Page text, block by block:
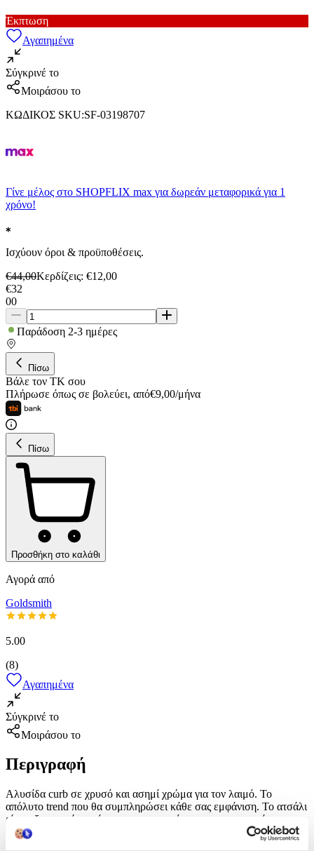
Έκπτωση
Αγαπημένα
Σύγκρινέ το
Μοιράσου το
ΚΩΔΙΚΟΣ SKU:SF-03198707
Γίνε μέλος στο SHOPFLIX max για δωρεάν μεταφορικά για 1
χρόνο!
Ισχύουν όροι & προϋποθέσεις.
€44,00Κερδίζεις: €12,00
€32
00
Παράδοση 2-3 ημέρες
Πίσω
Βάλε τον ΤΚ σου
Πλήρωσε όπως σε βολεύει, από€9,00/μήνα
Πίσω
Προσθήκη στο καλάθι
Αγορά από
Goldsmith
5.00
(8)
Αγαπημένα
Σύγκρινέ το
Μοιράσου το
Περιγραφή
Αλυσίδα curb σε χρυσό και ασημί χρώμα για τον λαιμό. Το
απόλυτο trend που θα συμπληρώσει κάθε σας εμφάνιση. Το ατσάλι
είναι εξαιρετικής ποιότητας με την εγγύηση του εργαστηρίου μας
για την άριστη ποιότητα των κοσμημάτων που κατασκευάζουμε δεν
μαυρίζει και δεν σκουριάζει. Επίλεξε τον χρωματισμό και τις